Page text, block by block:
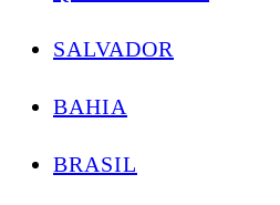
SALVADOR
BAHIA
BRASIL